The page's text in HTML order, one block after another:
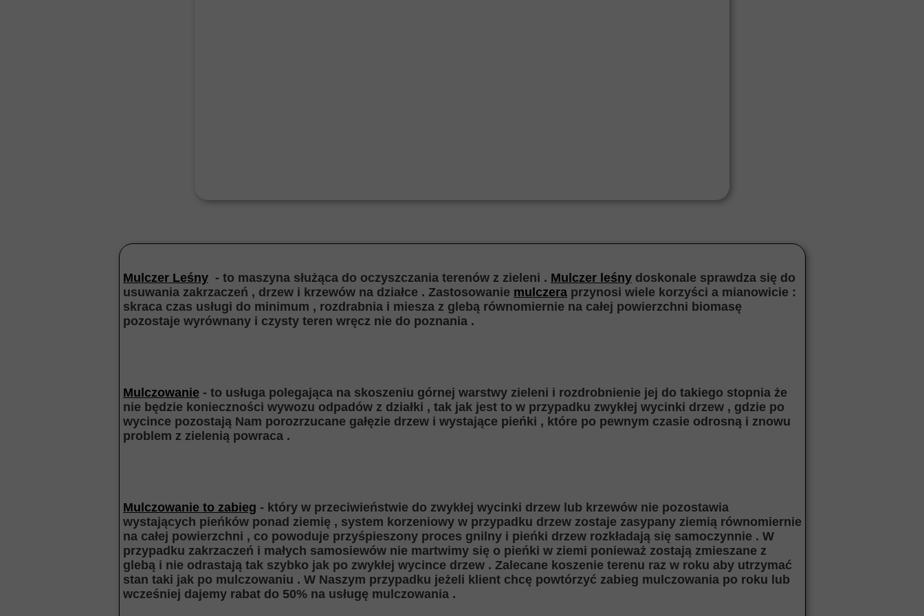
Mulczer Leśny - to maszyna służąca do oczyszczania terenów z zieleni . Mulczer leśny doskonale sprawdza się do
usuwania zakrzaczeń , drzew i krzewów na działce . Zastosowanie mulczera przynosi wiele korzyści a mianowicie :
skraca czas usługi do minimum , rozdrabnia i miesza z glebą równomiernie na całej powierzchni biomasę
pozostaje wyrównany i czysty teren wręcz nie do poznania .
Mulczowanie - to usługa polegająca na skoszeniu górnej warstwy zieleni i rozdrobnienie jej do takiego stopnia że
nie będzie konieczności wywozu odpadów z działki , tak jak jest to w przypadku zwykłej wycinki drzew , gdzie po
wycince pozostają Nam porozrzucane gałęzie drzew i wystające pieńki , które po pewnym czasie odrosną i znowu
problem z zielenią powraca .
Mulczowanie to zabieg - który w przeciwieństwie do zwykłej wycinki drzew lub krzewów nie pozostawia
wystających pieńków ponad ziemię , system korzeniowy w przypadku drzew zostaje zasypany ziemią równomiernie
na całej powierzchni , co powoduje przyśpieszony proces gnilny i pieńki drzew rozkładają się samoczynnie . W
przypadku zakrzaczeń i małych samosiewów nie martwimy się o pieńki w ziemi ponieważ zostają zmieszane z
glebą i nie odrastają tak szybko jak po zwykłej wycince drzew . Zalecane koszenie terenu raz w roku aby utrzymać
stan taki jak po mulczowaniu . W Naszym przypadku jeżeli klient chcę powtórzyć zabieg mulczowania po roku lub
wcześniej dajemy rabat do 50% na usługę mulczowania .